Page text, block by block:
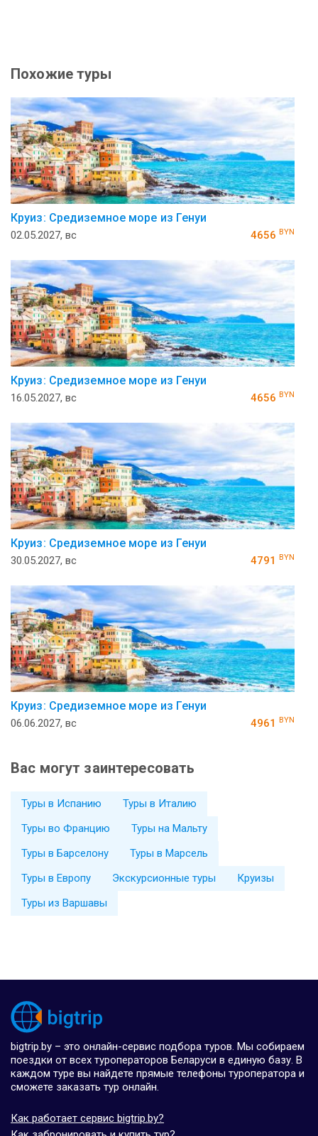
Похожие туры
Круиз: Средиземное море из Генуи
02.05.2027, вс 4656 BYN
Круиз: Средиземное море из Генуи
16.05.2027, вс 4656 BYN
Круиз: Средиземное море из Генуи
30.05.2027, вс 4791 BYN
Круиз: Средиземное море из Генуи
06.06.2027, вс 4961 BYN
Вас могут заинтересовать
Туры в Испанию
Туры в Италию
Туры во Францию
Туры на Мальту
Туры в Барселону
Туры в Марсель
Туры в Европу
Экскурсионные туры
Круизы
Туры из Варшавы
bigtrip.by – это онлайн-сервис подбора туров. Мы собираем
поездки от всех туроператоров Беларуси в единую базу. В
каждом туре вы найдете прямые телефоны туроператора и
сможете заказать тур онлайн.
Как работает сервис bigtrip.by?